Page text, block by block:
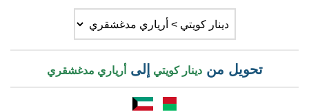
تحويل مندينار كويتي إلى أرياري مدغشقري